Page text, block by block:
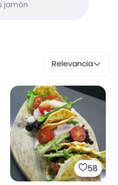
Relevancia
58